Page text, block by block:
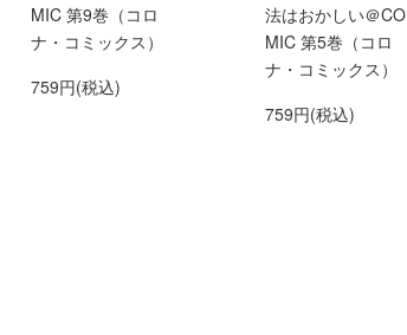
MIC 第9巻（コロ
ナ・コミックス）
759円(税込)
法はおかしい＠CO
MIC 第5巻（コロ
ナ・コミックス）
759円(税込)